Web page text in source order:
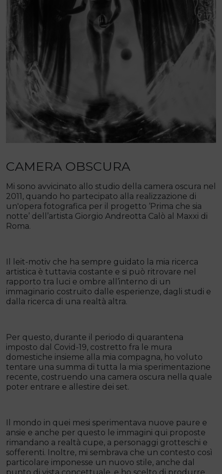
CAMERA OBSCURA
Mi sono avvicinato allo studio della camera oscura nel
2011, quando ho partecipato alla realizzazione di
un'opera fotografica per il progetto ‘Prima che sia
notte’ dell’artista Giorgio Andreotta Calò al Maxxi di
Roma.
Il leit-motiv che ha sempre guidato la mia ricerca
artistica è tuttavia costante e si può ritrovare nel
rapporto tra luci e ombre all’interno di un
immaginario costruito dalle esperienze, dagli studi e
dalla ricerca di una realtà altra.
Per questo, durante il periodo di quarantena
imposto dal Covid-19, costretto fra le mura
domestiche insieme alla mia compagna, ho voluto
tentare una summa di tutta la mia sperimentazione
recente, costruendo una camera oscura nella quale
poter entrare e allestire dei set.
Il mondo in quei mesi sperimentava nuove paure e
ansie e anche per questo le immagini qui proposte
rimandano a realtà cupe, a personaggi grotteschi e
sofferenti. Inoltre, mi sembrava che un contesto così
particolare imponesse un nuovo stile, anche dal